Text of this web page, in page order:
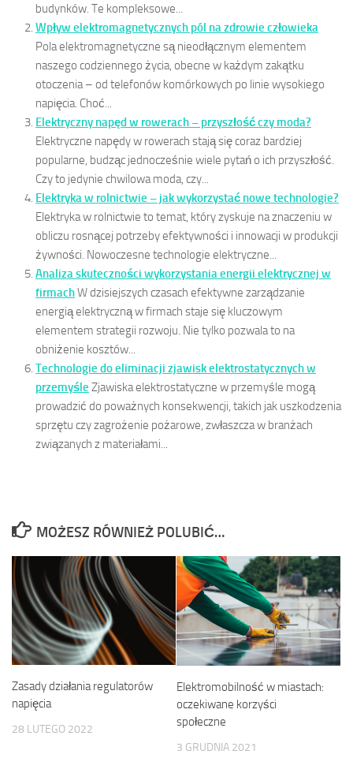
budynków. Te kompleksowe...
Wpływ elektromagnetycznych pól na zdrowie człowieka
Pola elektromagnetyczne są nieodłącznym elementem
naszego codziennego życia, obecne w każdym zakątku
otoczenia – od telefonów komórkowych po linie wysokiego
napięcia. Choć...
Elektryczny napęd w rowerach – przyszłość czy moda?
Elektryczne napędy w rowerach stają się coraz bardziej
popularne, budząc jednocześnie wiele pytań o ich przyszłość.
Czy to jedynie chwilowa moda, czy...
Elektryka w rolnictwie – jak wykorzystać nowe technologie?
Elektryka w rolnictwie to temat, który zyskuje na znaczeniu w
obliczu rosnącej potrzeby efektywności i innowacji w produkcji
żywności. Nowoczesne technologie elektryczne...
Analiza skuteczności wykorzystania energii elektrycznej w
firmachW dzisiejszych czasach efektywne zarządzanie
energią elektryczną w firmach staje się kluczowym
elementem strategii rozwoju. Nie tylko pozwala to na
obniżenie kosztów...
Technologie do eliminacji zjawisk elektrostatycznych w
przemyśle Zjawiska elektrostatyczne w przemyśle mogą
prowadzić do poważnych konsekwencji, takich jak uszkodzenia
sprzętu czy zagrożenie pożarowe, zwłaszcza w branżach
związanych z materiałami...
MOŻESZ RÓWNIEŻ POLUBIĆ…
Zasady działania regulatorów
napięcia
28 LUTEGO 2022
Elektromobilność w miastach:
oczekiwane korzyści
społeczne
3 GRUDNIA 2021